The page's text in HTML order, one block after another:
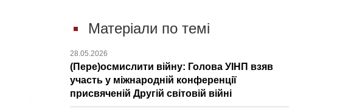
Матеріали по темі
28.05.2026
(Пере)осмислити війну: Голова УІНП взяв
участь у міжнародній конференції
присвяченій Другій світовій війні